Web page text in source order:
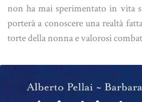
non ha mai sperimentato in vita
porterà a conoscere una realtà
torte della nonna e valorosi